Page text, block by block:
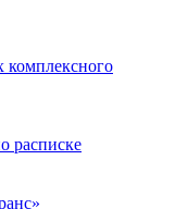
комплексного
расписке